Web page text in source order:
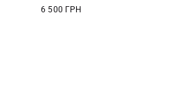
6 500 ГРН